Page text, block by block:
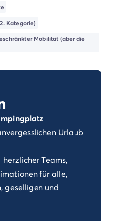
Périgord
Kategorie)
Mobilität (aber die
Urlaub
Teams,
für alle,
geselligen und